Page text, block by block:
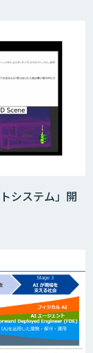
ット
システム」開